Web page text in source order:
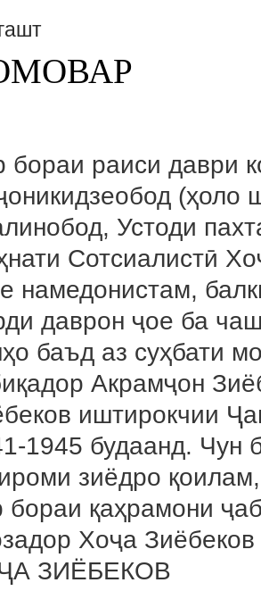
бораи раиси даври
(ҳоло
Устоди
Сотсиалистӣ
намедонистам,
даврон ҷое ба
баъд аз суҳбати
Акрамҷон
иштирокчии
1945 будаанд. Чун
зиёдро
бораи қаҳрамони
Хоҷа
ЗИЁБЕКОВ